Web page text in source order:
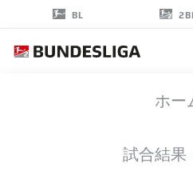
BL
ホー
試合結果